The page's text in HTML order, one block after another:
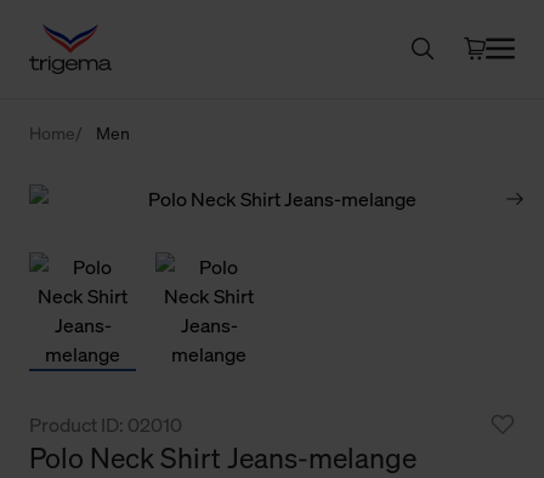
Home Men
Product ID: 02010
Polo Neck Shirt Jeans-melange